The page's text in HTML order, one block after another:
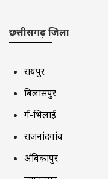
छत्तीसगढ़ जिला
रायपुर
बिलासपुर
दुर्ग-भिलाई
राजनांदगांव
अंबिकापुर